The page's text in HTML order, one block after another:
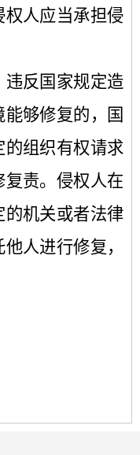
人应当承担侵
违反国家规定造
够修复的，国
的组织有权请求
责。侵权人在
机关或者法律
人进行修复，